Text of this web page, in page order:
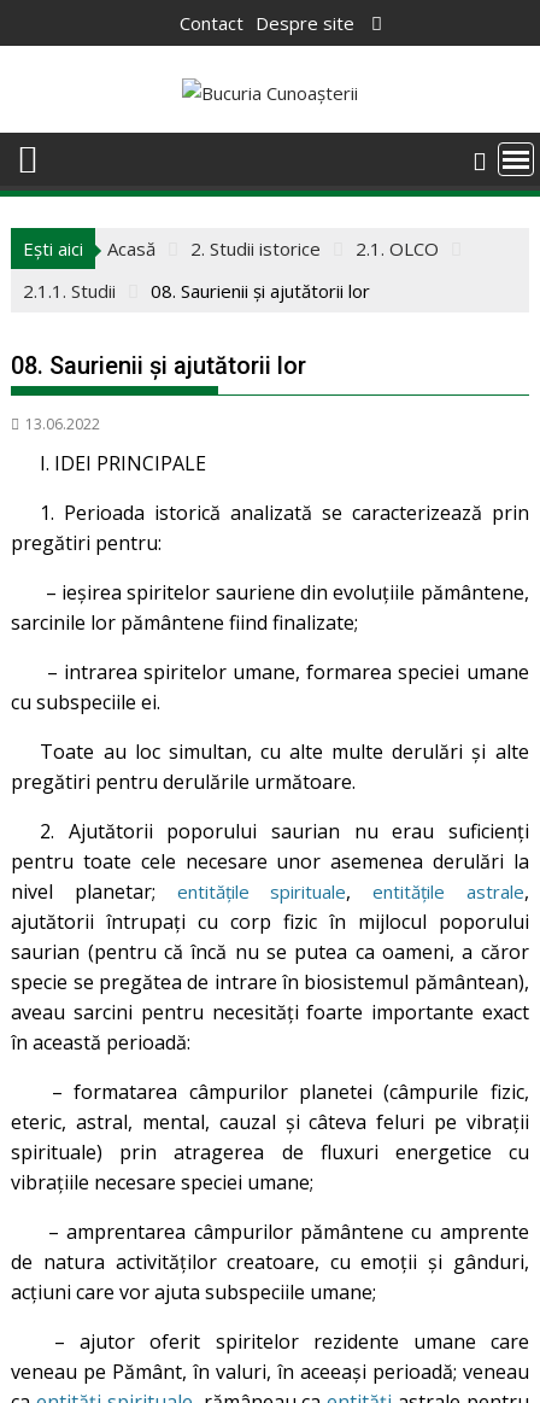
to
Contact Despre site
Ești aici Acasă 2. Studii istorice
2.1. OLCO
2.1.1. Studii
08. Saurienii și ajutătorii lor
08. Saurienii și ajutătorii lor
13.06.2022
I. IDEI PRINCIPALE
1. Perioada istorică analizată se caracterizează prin
pregătiri pentru:
– ieșirea spiritelor sauriene din evoluțiile pământene,
sarcinile lor pământene fiind finalizate;
– intrarea spiritelor umane, formarea speciei umane
cu subspeciile ei.
Toate au loc simultan, cu alte multe derulări și alte
pregătiri pentru derulările următoare.
2. Ajutătorii poporului saurian nu erau suficienți
pentru toate cele necesare unor asemenea derulări la
nivel planetar; entitățile spirituale, entitățile astrale,
ajutătorii întrupați cu corp fizic în mijlocul poporului
saurian (pentru că încă nu se putea ca oameni, a căror
specie se pregătea de intrare în biosistemul pământean),
aveau sarcini pentru necesități foarte importante exact
în această perioadă:
– formatarea câmpurilor planetei (câmpurile fizic,
eteric, astral, mental, cauzal și câteva feluri pe vibrații
spirituale) prin atragerea de fluxuri energetice cu
vibrațiile necesare speciei umane;
– amprentarea câmpurilor pământene cu amprente
de natura activităților creatoare, cu emoții și gânduri,
acțiuni care vor ajuta subspeciile umane;
– ajutor oferit spiritelor rezidente umane care
veneau pe Pământ, în valuri, în aceeași perioadă; veneau